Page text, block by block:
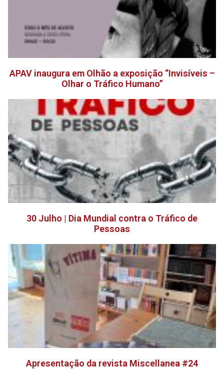
APAV inaugura em Olhão a exposição “Invisíveis –
Olhar o Tráfico Humano”
30 Julho | Dia Mundial contra o Tráfico de
Pessoas
Apresentação da revista Miscellanea #24